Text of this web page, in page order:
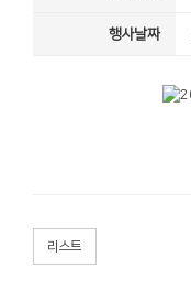
행사날짜
리스트